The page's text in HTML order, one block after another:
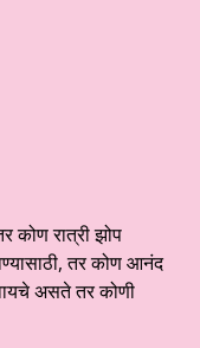
कोण रात्री झोप
तर कोण आनंद
असते तर कोणी